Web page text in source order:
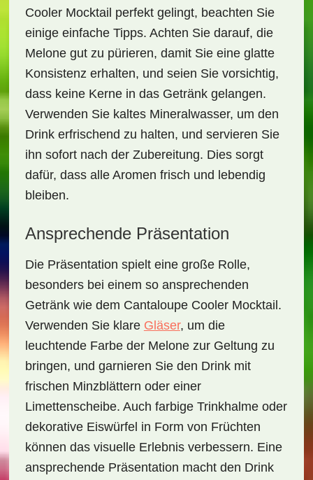
Cooler Mocktail perfekt gelingt, beachten Sie
einige einfache Tipps. Achten Sie darauf, die
Melone gut zu pürieren, damit Sie eine glatte
Konsistenz erhalten, und seien Sie vorsichtig,
dass keine Kerne in das Getränk gelangen.
Verwenden Sie kaltes Mineralwasser, um den
Drink erfrischend zu halten, und servieren Sie
ihn sofort nach der Zubereitung. Dies sorgt
dafür, dass alle Aromen frisch und lebendig
bleiben.
Ansprechende Präsentation
Die Präsentation spielt eine große Rolle,
besonders bei einem so ansprechenden
Getränk wie dem Cantaloupe Cooler Mocktail .
Verwenden Sie klare Gläser, um die
leuchtende Farbe der Melone zur Geltung zu
bringen, und garnieren Sie den Drink mit
frischen Minzblättern oder einer
Limettenscheibe. Auch farbige Trinkhalme oder
dekorative Eiswürfel in Form von Früchten
können das visuelle Erlebnis verbessern. Eine
ansprechende Präsentation macht den Drink